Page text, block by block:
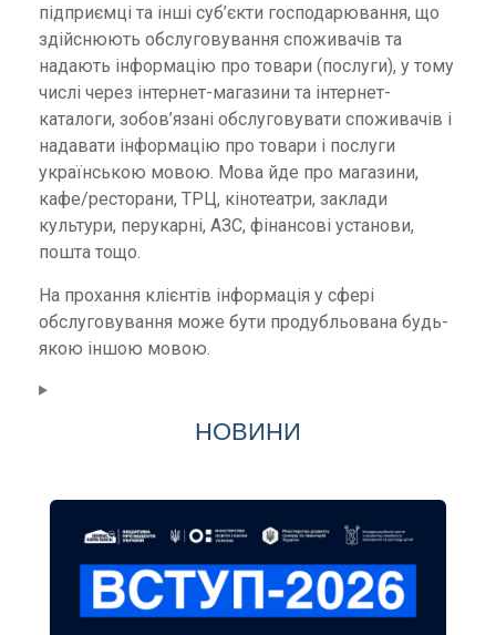
підприємці та інші суб’єкти господарювання, що
здійснюють обслуговування споживачів та
надають інформацію про товари (послуги), у тому
числі через інтернет-магазини та інтернет-
каталоги, зобов’язані обслуговувати споживачів і
надавати інформацію про товари і послуги
українською мовою. Мова йде про магазини,
кафе/ресторани, ТРЦ, кінотеатри, заклади
культури, перукарні, АЗС, фінансові установи,
пошта тощо.
На прохання клієнтів інформація у сфері
обслуговування може бути продубльована будь-
якою іншою мовою.
НОВИНИ